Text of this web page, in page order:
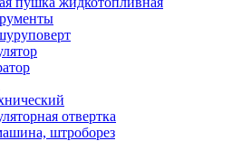
отвертка
штроборез